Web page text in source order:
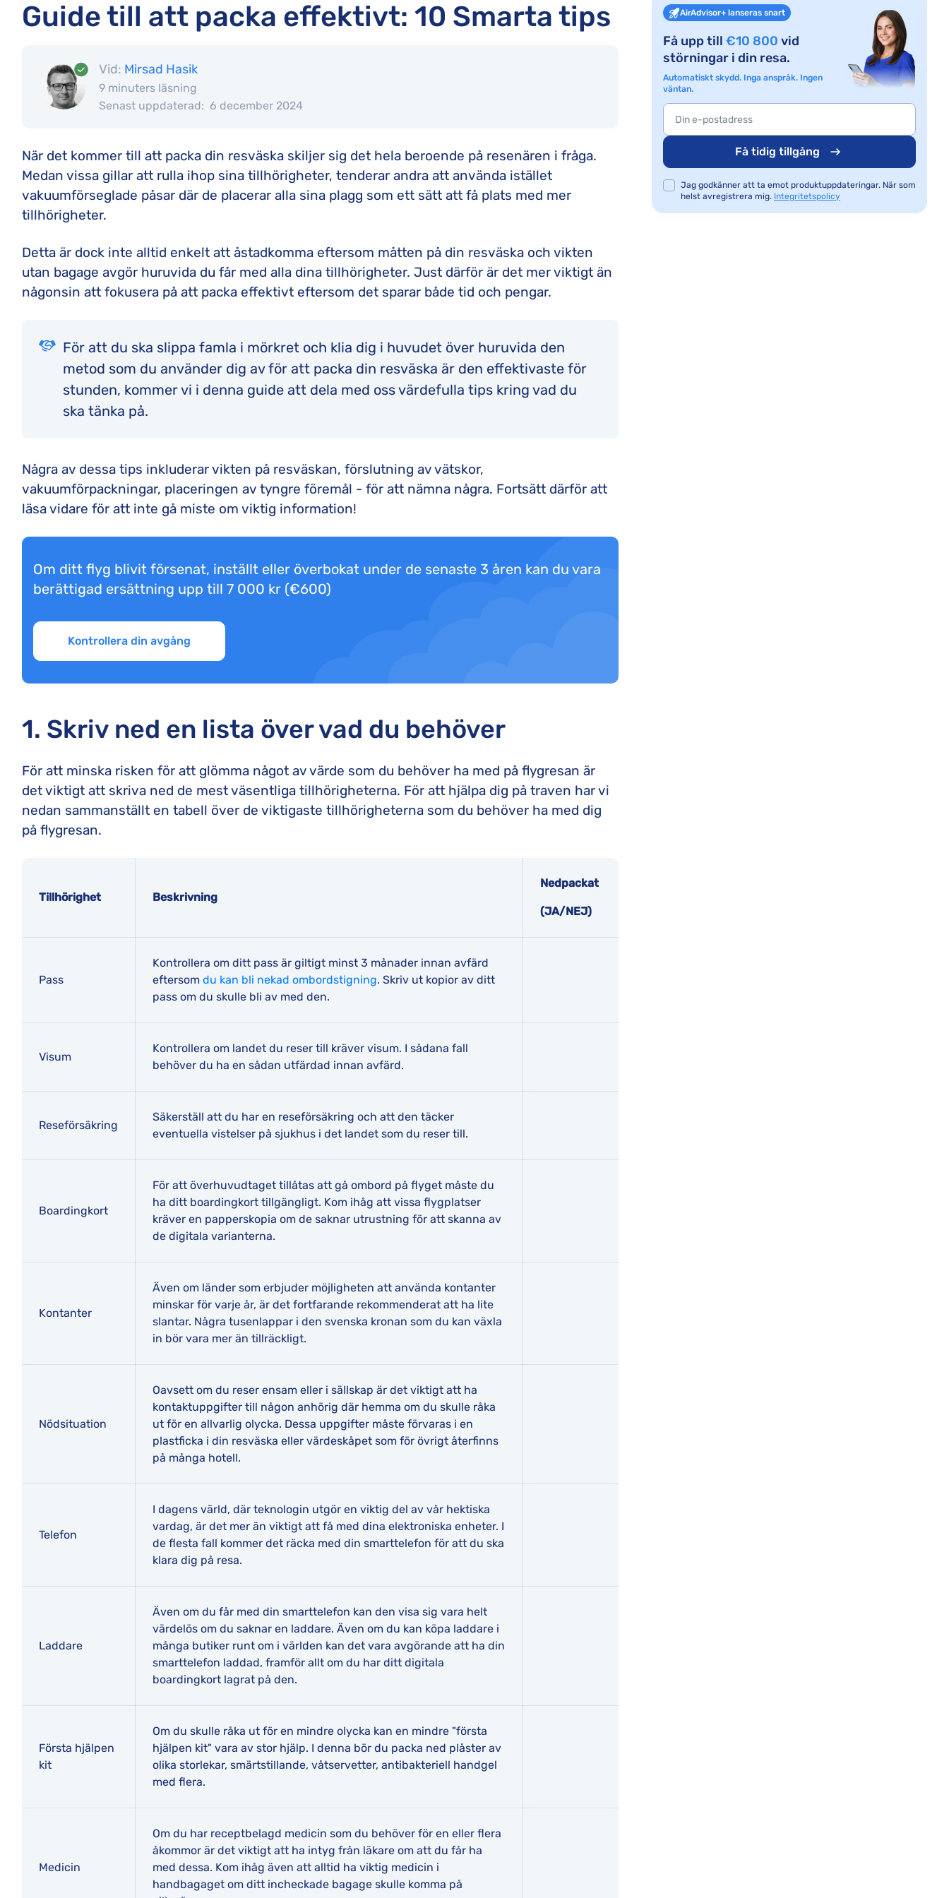
Guide till att packa effektivt: 10 Smarta tips
Vid: Mirsad Hasik
9 minuters läsning
Senast uppdaterad: 6 december 2024
När det kommer till att packa din resväska skiljer sig det hela beroende på resenären i fråga.
Medan vissa gillar att rulla ihop sina tillhörigheter, tenderar andra att använda istället
vakuumförseglade påsar där de placerar alla sina plagg som ett sätt att få plats med mer
tillhörigheter.
Detta är dock inte alltid enkelt att åstadkomma eftersom måtten på din resväska och vikten
utan bagage avgör huruvida du får med alla dina tillhörigheter. Just därför är det mer viktigt än
någonsin att fokusera på att packa effektivt eftersom det sparar både tid och pengar.
För att du ska slippa famla i mörkret och klia dig i huvudet över huruvida den
metod som du använder dig av för att packa din resväska är den effektivaste för
stunden, kommer vi i denna guide att dela med oss värdefulla tips kring vad du
ska tänka på.
Några av dessa tips inkluderar vikten på resväskan, förslutning av vätskor,
vakuumförpackningar, placeringen av tyngre föremål - för att nämna några. Fortsätt därför att
läsa vidare för att inte gå miste om viktig information!
Om ditt flyg blivit försenat, inställt eller överbokat under de senaste 3 åren kan du vara
berättigad ersättning upp till 7 000 kr (€600)
Kontrollera din avgång
1. Skriv ned en lista över vad du behöver
För att minska risken för att glömma något av värde som du behöver ha med på flygresan är
det viktigt att skriva ned de mest väsentliga tillhörigheterna. För att hjälpa dig på traven har vi
nedan sammanställt en tabell över de viktigaste tillhörigheterna som du behöver ha med dig
på flygresan.
Tillhörighet Beskrivning
Nedpackat
(JA/NEJ)
Pass
Kontrollera om ditt pass är giltigt minst 3 månader innan avfärd
eftersom du kan bli nekad ombordstigning. Skriv ut kopior av ditt
pass om du skulle bli av med den.
Visum
Kontrollera om landet du reser till kräver visum. I sådana fall
behöver du ha en sådan utfärdad innan avfärd.
Reseförsäkring
Säkerställ att du har en reseförsäkring och att den täcker
eventuella vistelser på sjukhus i det landet som du reser till.
Boardingkort
För att överhuvudtaget tillåtas att gå ombord på flyget måste du
ha ditt boardingkort tillgängligt. Kom ihåg att vissa flygplatser
kräver en papperskopia om de saknar utrustning för att skanna av
de digitala varianterna.
Kontanter
Även om länder som erbjuder möjligheten att använda kontanter
minskar för varje år, är det fortfarande rekommenderat att ha lite
slantar. Några tusenlappar i den svenska kronan som du kan växla
in bör vara mer än tillräckligt.
Nödsituation
Oavsett om du reser ensam eller i sällskap är det viktigt att ha
kontaktuppgifter till någon anhörig där hemma om du skulle råka
ut för en allvarlig olycka. Dessa uppgifter måste förvaras i en
plastficka i din resväska eller värdeskåpet som för övrigt återfinns
på många hotell.
Telefon
I dagens värld, där teknologin utgör en viktig del av vår hektiska
vardag, är det mer än viktigt att få med dina elektroniska enheter. I
de flesta fall kommer det räcka med din smarttelefon för att du ska
klara dig på resa.
Laddare
Även om du får med din smarttelefon kan den visa sig vara helt
värdelös om du saknar en laddare. Även om du kan köpa laddare i
många butiker runt om i världen kan det vara avgörande att ha din
smarttelefon laddad, framför allt om du har ditt digitala
boardingkort lagrat på den.
Första hjälpen
kit
Om du skulle råka ut för en mindre olycka kan en mindre "första
hjälpen kit" vara av stor hjälp. I denna bör du packa ned plåster av
olika storlekar, smärtstillande, våtservetter, antibakteriell handgel
med flera.
Medicin
Om du har receptbelagd medicin som du behöver för en eller flera
åkommor är det viktigt att ha intyg från läkare om att du får ha
med dessa. Kom ihåg även att alltid ha viktig medicin i
handbagaget om ditt incheckade bagage skulle komma på
AirAdvisor+ lanseras snart
Få upp till €10 800 vid
störningar i din resa.
Automatiskt skydd. Inga anspråk. Ingen
väntan.
Få tidig tillgång
Jag godkänner att ta emot produktuppdateringar. När som
helst avregistrera mig. Integritetspolicy